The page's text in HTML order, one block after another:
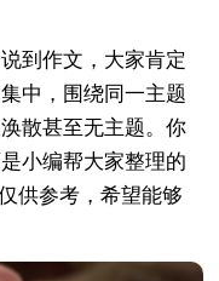
到作文，大家肯定
中，围绕同一主题
散甚至无主题。你
小编帮大家整理的
供参考，希望能够